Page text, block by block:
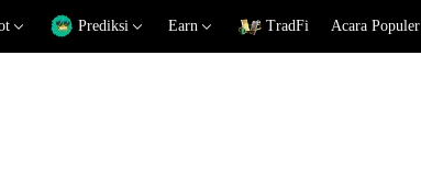
Prediksi Earn TradFi Acara Populer